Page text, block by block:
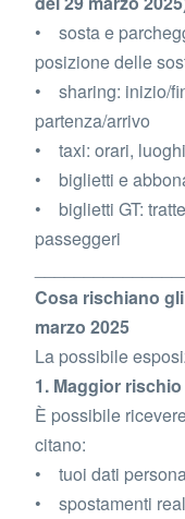
• sosta e
posizione delle
• sharing: inizio/
partenza/arrivo
• taxi: orari,
• biglietti e
• biglietti GT:
passeggeri
Cosa rischiano
marzo 2025
La possibile
1. Maggior
È possibile
citano:
• tuoi dati
• spostamenti